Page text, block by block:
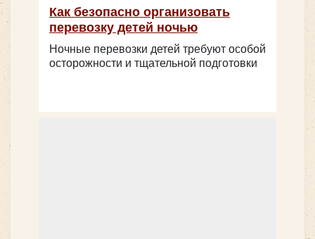
Как безопасно организовать
перевозку детей ночью
Ночные перевозки детей требуют особой
осторожности и тщательной подготовки